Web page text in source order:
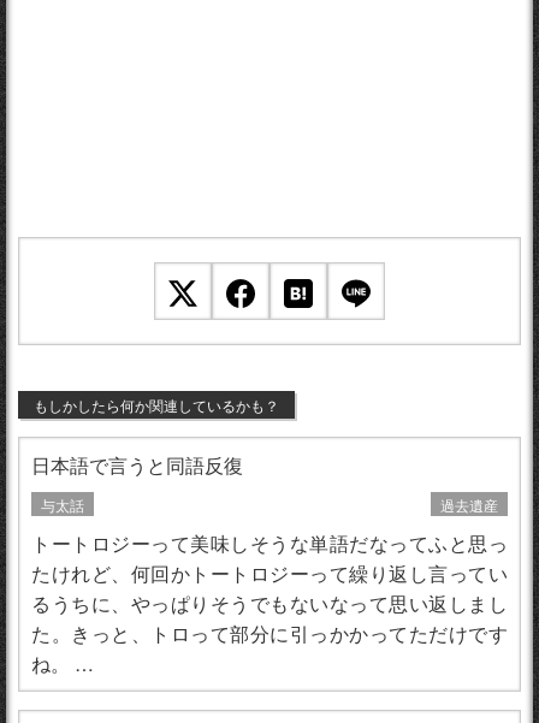
もしかしたら何か関連しているかも？
日本語で言うと同語反復
与太話 過去遺産
トートロジーって美味しそうな単語だなってふと思っ
たけれど、何回かトートロジーって繰り返し言ってい
るうちに、やっぱりそうでもないなって思い返しまし
た。きっと、トロって部分に引っかかってただけです
ね。 …